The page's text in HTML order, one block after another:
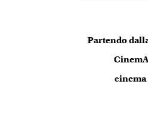
Partendo
cinema